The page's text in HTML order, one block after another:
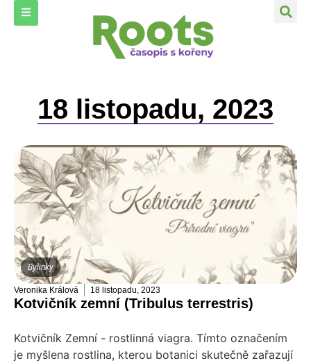
18 listopadu, 2023
Bylinky
Veronika Králová 18 listopadu, 2023
Kotvičník zemní (Tribulus terrestris)
Kotvičník Zemní - rostlinná viagra. Tímto označením
je myšlena rostlina, kterou botanici skutečně zařazují